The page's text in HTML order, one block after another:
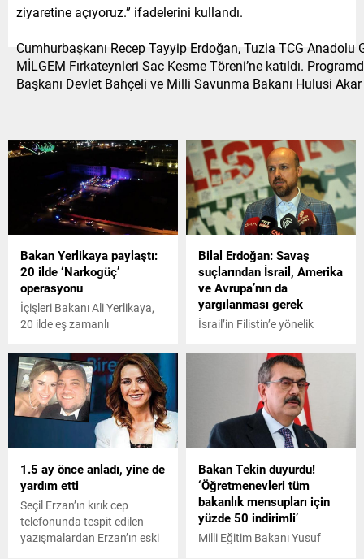
ziyaretine açıyoruz.” ifadelerini kullandı.
Cumhurbaşkanı Recep Tayyip Erdoğan, Tuzla TCG
MİLGEM Fırkateynleri Sac Kesme Töreni’ne katıldı.
Başkanı Devlet Bahçeli ve Milli Savunma Bakanı Hulusi
Bakan Yerlikaya paylaştı:
20 ilde ‘Narkogüç’
operasyonu
İçişleri Bakanı Ali Yerlikaya,
20 ilde eş zamanlı
operasyonlarında 90 zehir
tacirinin yakalandığını
duyurdu.
Bilal Erdoğan: Savaş
suçlarından İsrail, Amerika
ve Avrupa’nın da
yargılanması gerek
İsrail’in Filistin’e yönelik
Milletler (BM) Güvenlik
Konseyi’nde sunulan, Gazze
Şeridi’nde acil insani ateşkes
çağrısı yapan karar
tasarısının veto edilmesini
değerlendiren, İlim Yayma
Vakfı Mütevelli Heyeti
Başkanı Bilal Erdoğan, Savaş
suçları açısından sadece
İsrail'in yargılanması değil,
Amerika'nın ve Avrupa'nın da
yargılanması gerektiğini
1.5 ay önce anladı, yine de
yardım etti
Seçil Erzan’ın kırık cep
telefonunda tespit edilen
yazışmalardan Erzan’ın eski
Bakan Tekin duyurdu!
‘Öğretmenevleri tüm
bakanlık mensupları için
yüzde 50 indirimli’
Milli Eğitim Bakanı Yusuf